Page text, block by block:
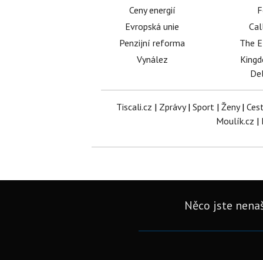
Ceny energií
Evropská unie
Penzijní reforma
Vynález
The
Tiscali.cz | Zprávy| Sport| Ženy|
Moulík.cz |
Něco jste